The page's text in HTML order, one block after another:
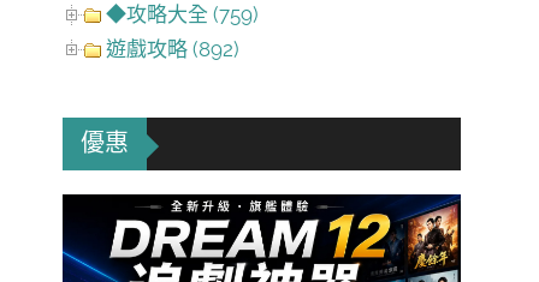
◆攻略大全 (759)
遊戲攻略 (892)
優惠